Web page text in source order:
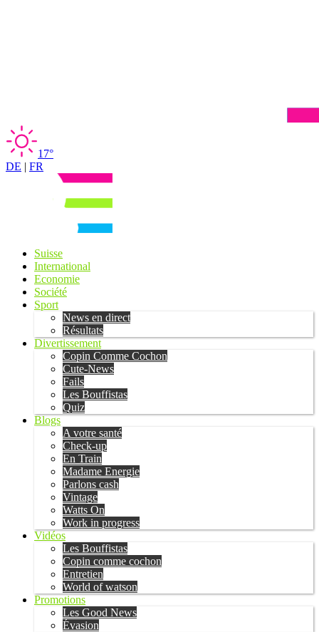
17°
DE | FR
Suisse
International
Economie
Société
Sport
News en direct
Résultats
Divertissement
Copin Comme Cochon
Cute-News
Fails
Les Bouffistas
Quiz
Blogs
A votre santé
Check-up
En Train
Madame Energie
Parlons cash
Vintage
Watts On
Work in progress
Vidéos
Les Bouffistas
Copin comme cochon
Entretien
World of watson
Promotions
Les Good News
Évasion